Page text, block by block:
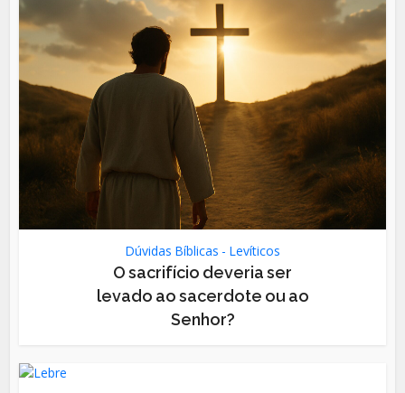
Dúvidas Bíblicas - Levíticos
O sacrifício deveria ser
levado ao sacerdote ou ao
Senhor?